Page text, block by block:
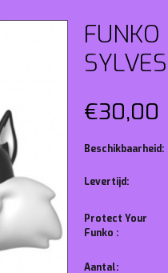
€30,00
Beschikbaarheid:
Levertijd:
Protect Your
Funko :
Aantal: